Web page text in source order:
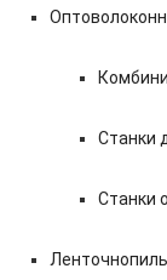
Станки
Станки